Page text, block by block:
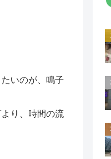
いのが、鳴子
り、時間の流